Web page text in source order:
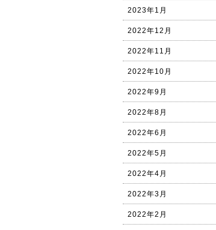
2023年1月
2022年12月
2022年11月
2022年10月
2022年9月
2022年8月
2022年6月
2022年5月
2022年4月
2022年3月
2022年2月